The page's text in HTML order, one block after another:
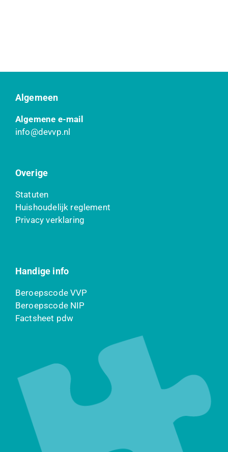
Algemeen
Algemene e-mail
info@devvp.nl
Overige
Statuten
Huishoudelijk reglement
Privacy verklaring
Handige info
Beroepscode VVP
Beroepscode NIP
Factsheet pdw